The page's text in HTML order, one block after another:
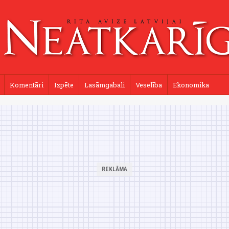
Komentāri Izpēte Lasāmgabali Veselība Ekonomika